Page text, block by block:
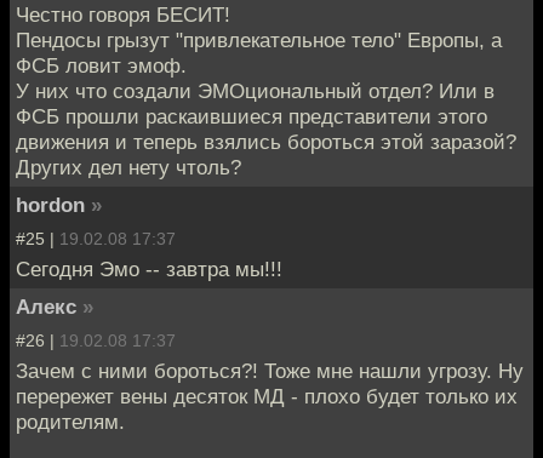
Честно говоря БЕСИТ!
Пендосы грызут "привлекательное тело" Европы, а
ФСБ ловит эмоф.
У них что создали ЭМОциональный отдел? Или в
ФСБ прошли раскаившиеся представители этого
движения и теперь взялись бороться этой заразой?
Других дел нету чтоль?
hordon »
#25 | 19.02.08 17:37
Сегодня Эмо -- завтра мы!!!
Алекс »
#26 | 19.02.08 17:37
Зачем с ними бороться?! Тоже мне нашли угрозу. Ну
перережет вены десяток МД - плохо будет только их
родителям.